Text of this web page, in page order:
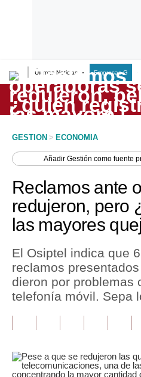
Últimas Noticias Empresas G
Lo último
Peru Quiosco
Economía
Mercados
Política
Tu Dinero
Finanzas Personales
Plus G
GESTION > ECONOMIA
AñadirGestión como fuente
Reclamos ante
redujeron, pero
las mayores
El Osiptel indica que
reclamos
dieron por problemas
telefonía móvil. Sepa